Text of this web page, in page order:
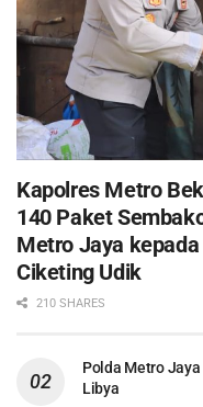
Kapolres Metro
140 Paket
Metro Jaya
Ciketing Udik
210 SHARES
Polda Metro
Libya